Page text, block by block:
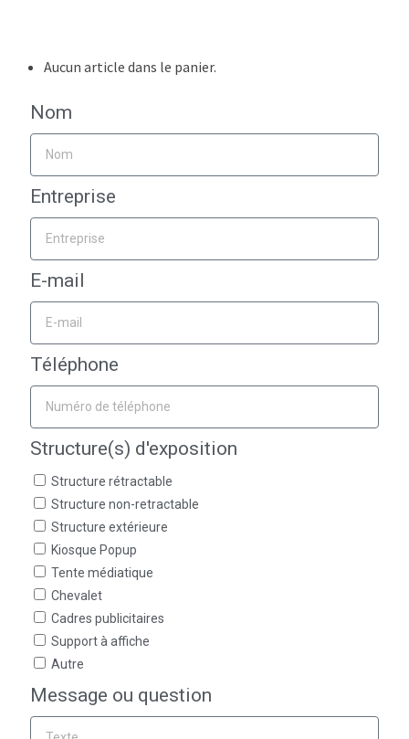
Aucun article dans le panier.
Nom
Entreprise
E-mail
Téléphone
Structure(s) d'exposition
Structure rétractable
Structure non-retractable
Structure extérieure
Kiosque Popup
Tente médiatique
Chevalet
Cadres publicitaires
Support à affiche
Autre
Message ou question